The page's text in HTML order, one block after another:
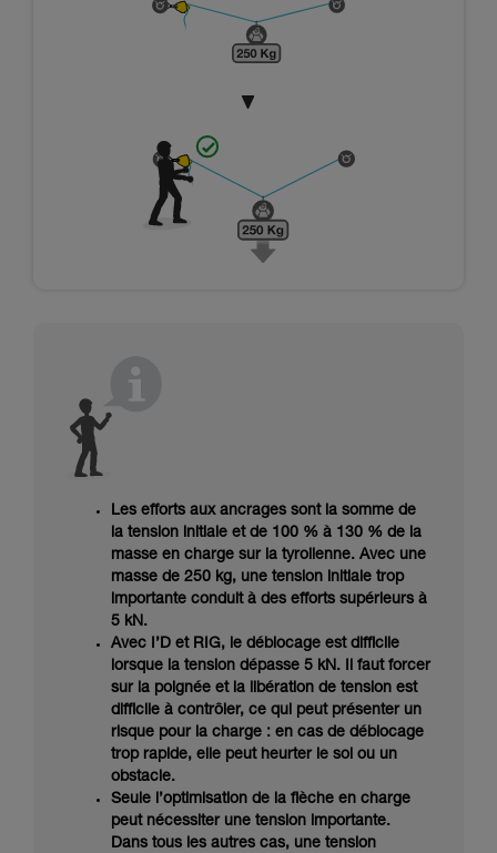
Les efforts aux ancrages sont la somme de
la tension initiale et de 100 % à 130 % de la
masse en charge sur la tyrolienne. Avec une
masse de 250 kg, une tension initiale trop
importante conduit à des efforts supérieurs à
5 kN.
Avec I’D et RIG, le déblocage est difficile
lorsque la tension dépasse 5 kN. Il faut forcer
sur la poignée et la libération de tension est
difficile à contrôler, ce qui peut présenter un
risque pour la charge : en cas de déblocage
trop rapide, elle peut heurter le sol ou un
obstacle.
Seule l’optimisation de la flèche en charge
peut nécessiter une tension importante.
Dans tous les autres cas, une tension